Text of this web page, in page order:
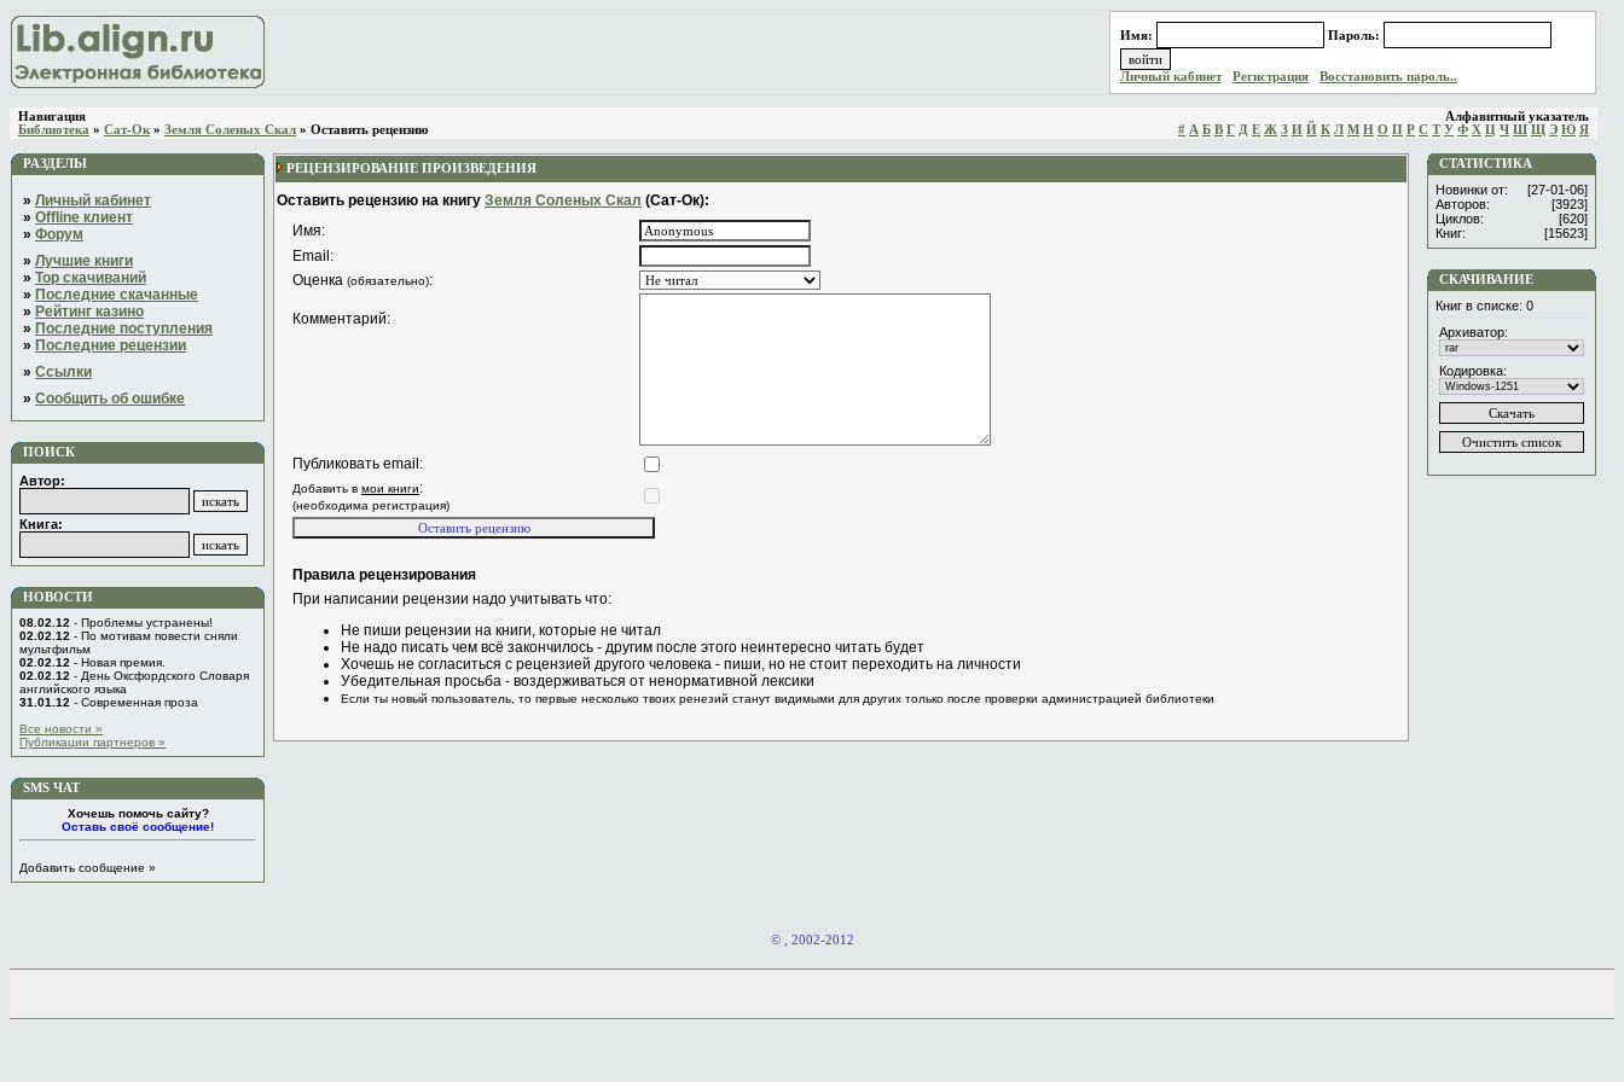
Имя: Пароль:
Личный кабинет Регистрация Восстановить пароль..
Навигация
Библиотека » Сат-Ок » Земля Соленых Скал » Оставить рецензию
Алфавитный указатель
# А Б В Г Д Е Ж З И Й К Л М Н О П Р С Т У Ф Х Ц Ч Ш Щ Э Ю Я
РАЗДЕЛЫ
» Личный кабинет
» Offline клиент
» Форум
» Лучшие книги
» Top скачиваний
» Последние скачанные
» Рейтинг казино
» Последние поступления
» Последние рецензии
» Ссылки
» Сообщить об ошибке
ПОИСК
Автор:
Книга:
НОВОСТИ
08.02.12 - Проблемы устранены!
02.02.12 - По мотивам повести сняли
мультфильм
02.02.12 - Новая премия.
02.02.12 - День Оксфордского Словаря
английского языка
31.01.12 - Современная проза
Все новости »
Публикации партнеров »
SMS ЧАТ
Хочешь помочь сайту?
Оставь своё сообщение!
Добавить сообщение »
РЕЦЕНЗИРОВАНИЕ ПРОИЗВЕДЕНИЯ
Оставить рецензию на книгу Земля Соленых Скал (Сат-Ок):
Имя:
Email:
Оценка (обязательно):
Комментарий:
Публиковать email:
Добавить в мои книги:
(необходима регистрация)
Правила рецензирования
При написании рецензии надо учитывать что:
Не пиши рецензии на книги, которые не читал
Не надо писать чем всё закончилось - другим после этого неинтересно читать будет
Хочешь не согласиться с рецензией другого человека - пиши, но не стоит переходить на личности
Убедительная просьба - воздерживаться от ненормативной лексики
Если ты новый пользователь, то первые несколько твоих ренезий станут видимыми для других только после проверки администрацией библиотеки
СТАТИСТИКА
Новинки от:
[27-01-06]
Авторов:
[3923]
Циклов:
[620]
Книг:
[15623]
СКАЧИВАНИЕ
Книг в списке: 0
Архиватор:
Кодировка:
© , 2002-2012